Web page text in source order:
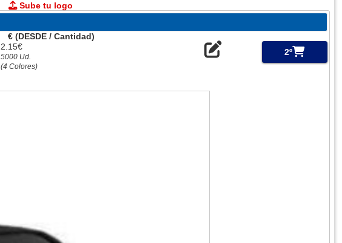
Sube tu logo
€ (DESDE / Cantidad)
2.15€
5000 Ud.
(4 Colores)
2º